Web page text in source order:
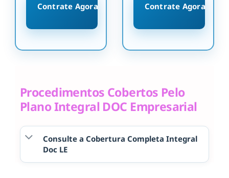
Contrate Agora Contrate Agora
Procedimentos Cobertos Pelo
Plano Integral DOC Empresarial
Consulte a Cobertura Completa Integral
Doc LE